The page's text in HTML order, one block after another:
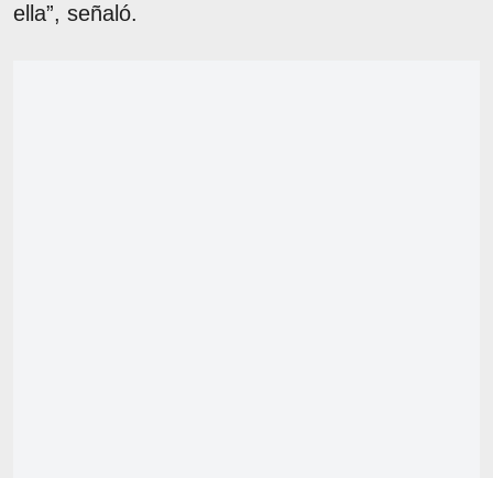
ella”, señaló.